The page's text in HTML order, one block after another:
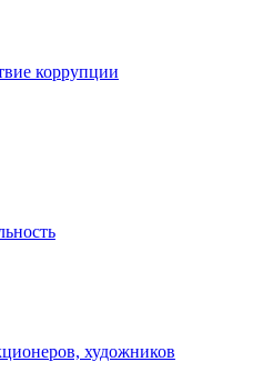
коррупции
художников